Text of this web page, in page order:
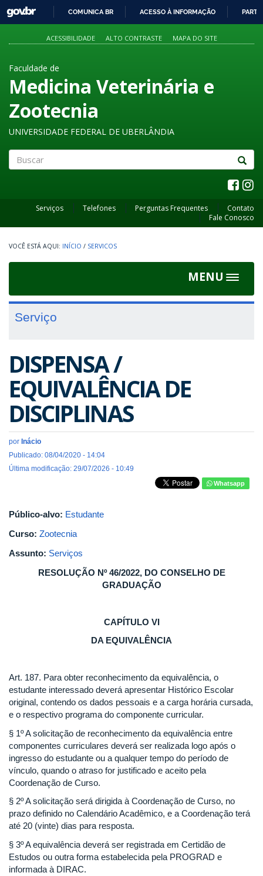
PARA
O
GOVBR
COMUNICA BR ACESSO À INFORMAÇÃO
ACESSIBILIDADE ALTO CONTRASTE MAPA DO SITE
Faculdade de
Medicina Veterinária e
Zootecnia
UNIVERSIDADE FEDERAL DE UBERLÂNDIA
Serviços Telefones Perguntas Frequentes
Contato
Fale Conosco
INÍCIO / SERVICOS
MENU
Toggle
Serviço
DISPENSA /
EQUIVALÊNCIA DE
DISCIPLINAS
por Inácio
Publicado: 08/04/2020 - 14:04
Última modificação: 29/07/2026 - 10:49
Whatsapp
Público-alvo: Estudante
Curso: Zootecnia
Assunto: Serviços
RESOLUÇÃO Nº 46/2022, DO CONSELHO DE
GRADUAÇÃO
CAPÍTULO VI
DA EQUIVALÊNCIA
Art. 187. Para obter reconhecimento da equivalência, o
estudante interessado deverá apresentar Histórico Escolar
original, contendo os dados pessoais e a carga horária cursada,
e o respectivo programa do componente curricular.
§ 1º A solicitação de reconhecimento da equivalência entre
componentes curriculares deverá ser realizada logo após o
ingresso do estudante ou a qualquer tempo do período de
vínculo, quando o atraso for justificado e aceito pela
Coordenação de Curso.
§ 2º A solicitação será dirigida à Coordenação de Curso, no
prazo definido no Calendário Acadêmico, e a Coordenação terá
até 20 (vinte) dias para resposta.
§ 3º A equivalência deverá ser registrada em Certidão de
Estudos ou outra forma estabelecida pela PROGRAD e
informada à DIRAC.